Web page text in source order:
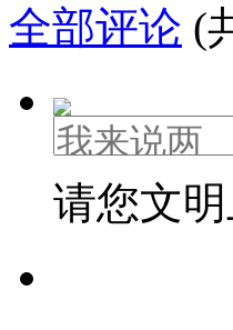
全部评论 (
请您文